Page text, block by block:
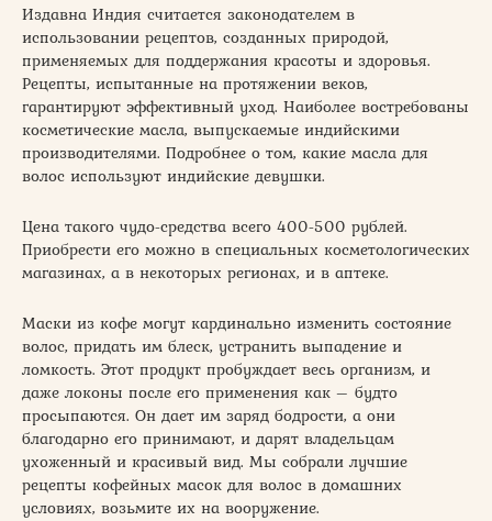
Издавна Индия считается законодателем в
использовании рецептов, созданных природой,
применяемых для поддержания красоты и здоровья.
Рецепты, испытанные на протяжении веков,
гарантируют эффективный уход. Наиболее востребованы
косметические масла, выпускаемые индийскими
производителями. Подробнее о том, какие масла для
волос используют индийские девушки.
Цена такого чудо-средства всего 400-500 рублей.
Приобрести его можно в специальных косметологических
магазинах, а в некоторых регионах, и в аптеке.
Маски из кофе могут кардинально изменить состояние
волос, придать им блеск, устранить выпадение и
ломкость. Этот продукт пробуждает весь организм, и
даже локоны после его применения как – будто
просыпаются. Он дает им заряд бодрости, а они
благодарно его принимают, и дарят владельцам
ухоженный и красивый вид. Мы собрали лучшие
рецепты кофейных масок для волос в домашних
условиях, возьмите их на вооружение.